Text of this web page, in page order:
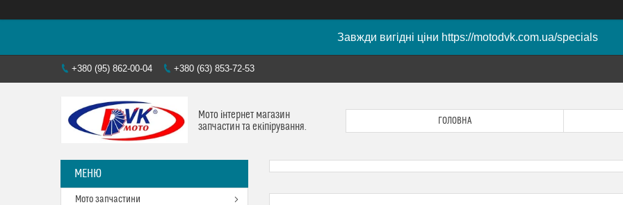
Завжди вигідні ціни https://motodvk.com.ua/specials
+380 (95) 862-00-04 +380 (63) 853-72-53
Мото інтернет магазин
запчастин та екіпірування.
ГОЛОВНА
Мото запчастини